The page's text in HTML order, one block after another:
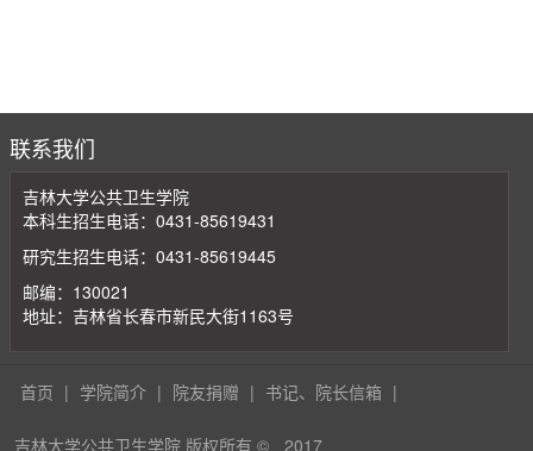
联系我们
吉林大学公共卫生学院
本科生招生电话：0431-85619431
研究生招生电话：0431-85619445
邮编：130021
地址：吉林省长春市新民大街1163号
首页 | 学院简介 | 院友捐赠 | 书记、院长信箱 |
吉林大学公共卫生学院 版权所有 © 2017